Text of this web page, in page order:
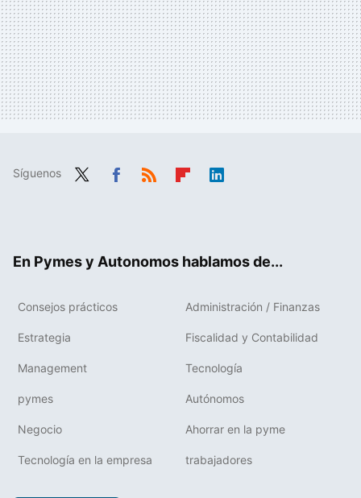
Síguenos
En Pymes y Autonomos hablamos de...
Consejos prácticos Administración / Finanzas
Estrategia Fiscalidad y Contabilidad
Management Tecnología
pymes Autónomos
Negocio Ahorrar en la pyme
Tecnología en la empresa trabajadores